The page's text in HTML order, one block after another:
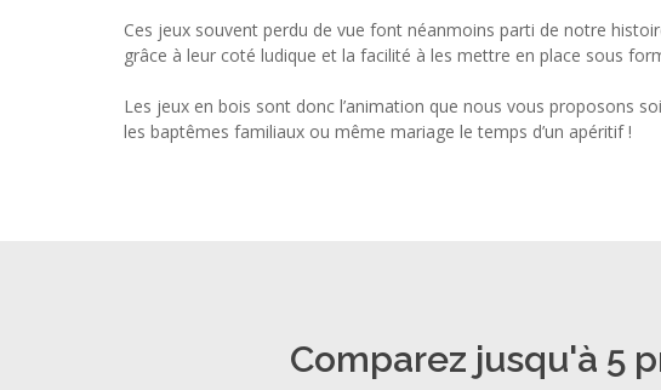
Ces jeux souvent perdu de vue font néanmoins parti de notre
grâce à leur coté ludique et la facilité à les mettre en place sous
Les jeux en bois sont donc l’animation que nous vous proposons
les baptêmes familiaux ou même mariage le temps d’un apéritif !
Comparez jusqu'à 5